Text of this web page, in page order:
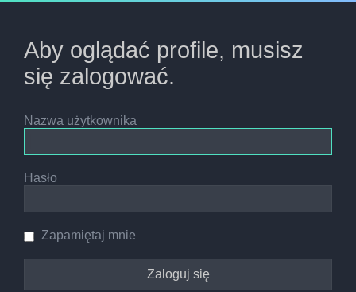
Aby oglądać profile, musisz
się zalogować.
Nazwa użytkownika
Hasło
Zapamiętaj mnie